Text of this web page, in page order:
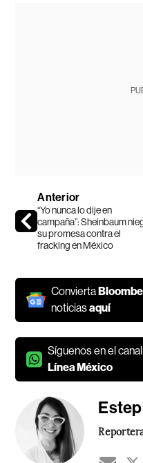
Anterior
“Yo nunca lo dije en
campaña”: Sheinbaum
su promesa contra el
fracking en México
Convierta
noticiasaquí
Síguenos en el
Línea México